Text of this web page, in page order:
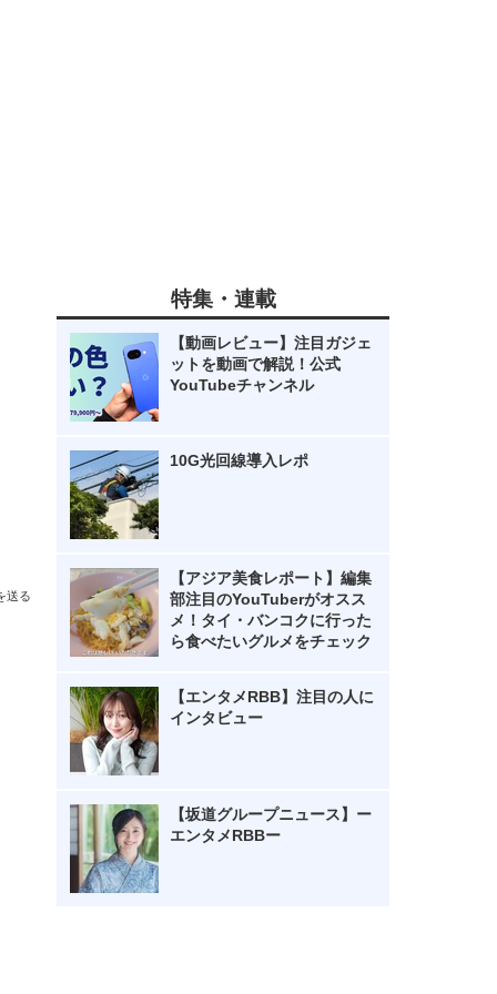
送る
特集・連載
【動画レビュー】注目ガジェ
ットを動画で解説！公式
YouTubeチャンネル
10G光回線導入レポ
【アジア美食レポート】編集
部注目のYouTuberがオスス
メ！タイ・バンコクに行った
ら食べたいグルメをチェック
【エンタメRBB】注目の人に
インタビュー
【坂道グループニュース】ー
エンタメRBBー